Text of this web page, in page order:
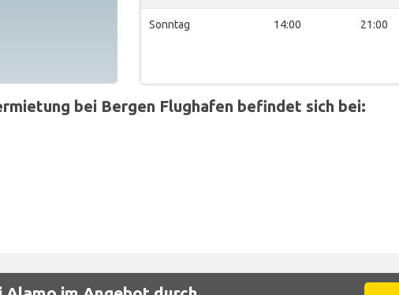
Sonntag 14:00 21:00
bei Bergen Flughafen befindet sich bei: